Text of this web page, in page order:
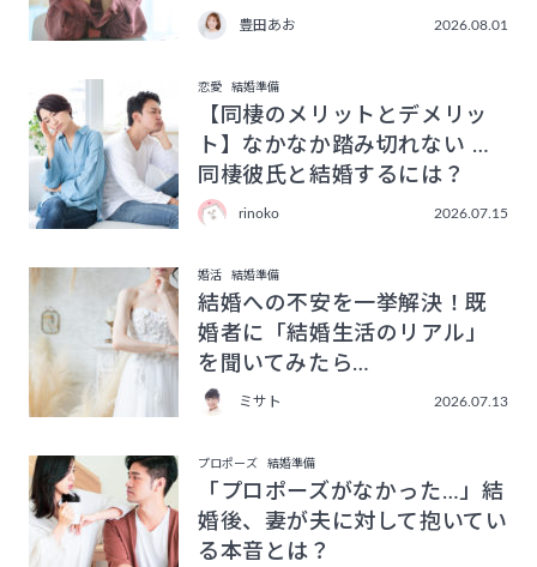
豊田あお 2026.08.01
恋愛 結婚準備
【同棲のメリットとデメリッ
ト】なかなか踏み切れない …
同棲彼氏と結婚するには？
rinoko 2026.07.15
婚活 結婚準備
結婚への不安を一挙解決！既
婚者に「結婚生活のリアル」
を聞いてみたら…
ミサト 2026.07.13
プロポーズ 結婚準備
「プロポーズがなかった…」結
婚後、妻が夫に対して抱いてい
る本音とは？